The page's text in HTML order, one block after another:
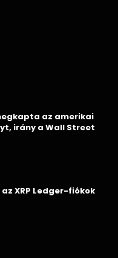
az amerikai
irány a Wall Street
XRP Ledger-fiókok